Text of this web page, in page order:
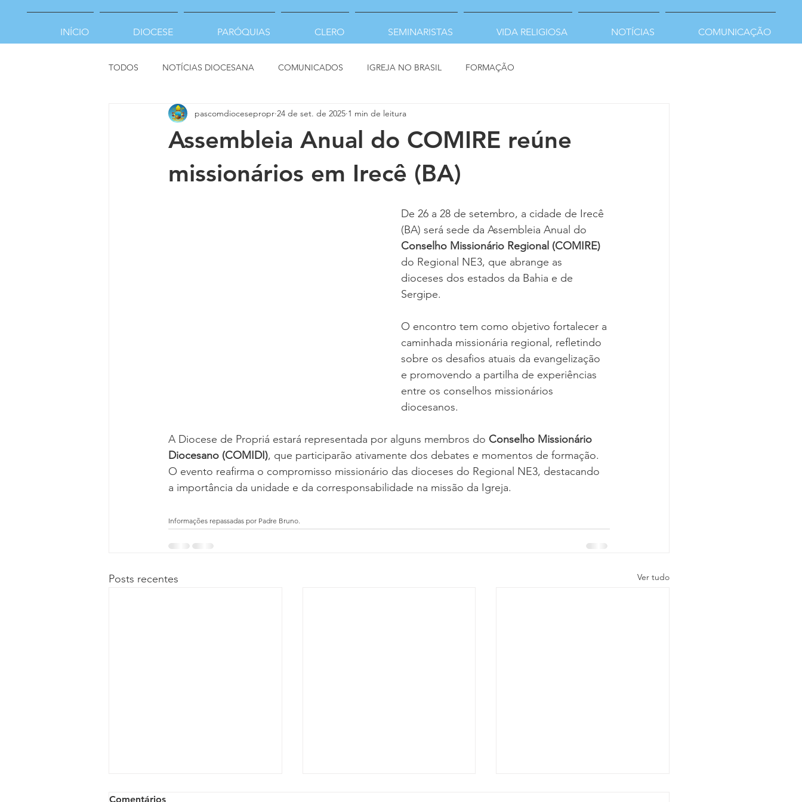
INÍCIO DIOCESE PARÓQUIAS CLERO SEMINARISTAS VIDA RELIGIOSA NOTÍCIAS COMUNICAÇÃO
TODOS NOTÍCIAS DIOCESANA COMUNICADOS IGREJA NO BRASIL FORMAÇÃO
Assembleia Anual do COMIRE reúne
missionários em Irecê (BA)
pascomdiocesepropr 24 de set. de 2025 1 min de leitura
De 26 a 28 de setembro, a cidade de Irecê
(BA) será sede da Assembleia Anual do
Conselho Missionário Regional (COMIRE)
do Regional NE3, que abrange as
dioceses dos estados da Bahia e de
Sergipe.
O encontro tem como objetivo fortalecer a
caminhada missionária regional, refletindo
sobre os desafios atuais da evangelização
e promovendo a partilha de experiências
entre os conselhos missionários
diocesanos.
A Diocese de Propriá estará representada por alguns membros do Conselho Missionário
Diocesano (COMIDI), que participarão ativamente dos debates e momentos de formação.
O evento reafirma o compromisso missionário das dioceses do Regional NE3, destacando
a importância da unidade e da corresponsabilidade na missão da Igreja.
Informações repassadas por Padre Bruno.
Posts recentes Ver tudo
Comentários